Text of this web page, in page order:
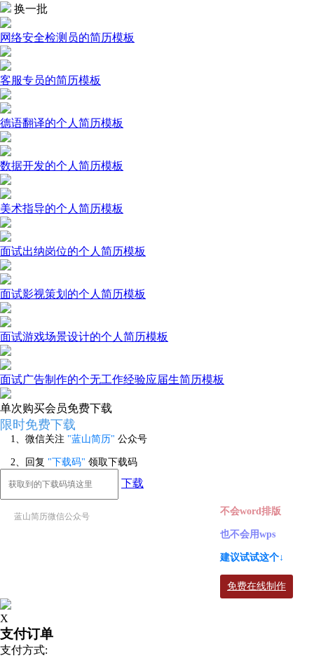
换一批
网络安全检测员的简历模板
客服专员的简历模板
德语翻译的个人简历模板
数据开发的个人简历模板
美术指导的个人简历模板
面试出纳岗位的个人简历模板
面试影视策划的个人简历模板
面试游戏场景设计的个人简历模板
面试广告制作的个无工作经验应届生简历模板
单次购买会员免费下载
限时免费下载
1、微信关注 "蓝山简历" 公众号
2、回复 "下载码" 领取下载码
下载
蓝山简历微信公众号 不会word排版
也不会用wps
建议试试这个↓
免费在线制作
X
支付订单
支付方式: